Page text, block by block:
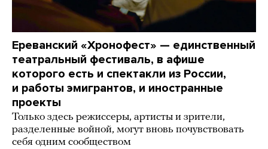
Ереванский «Хронофест» — единственный
театральный фестиваль, в афише
которого есть и спектакли из России,
и работы эмигрантов, и иностранные
проекты
Только здесь режиссеры, артисты и зрители,
разделенные войной, могут вновь почувствовать
себя одним сообществом